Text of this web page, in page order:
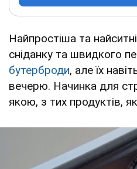
Найпростіша та
сніданку та швидкого
бутерброди, але їх
вечерю. Начинка для
якою, з тих продуктів,